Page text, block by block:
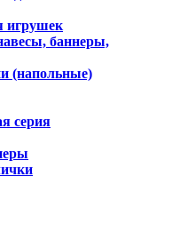
игрушек
баннеры,
(напольные)
серия